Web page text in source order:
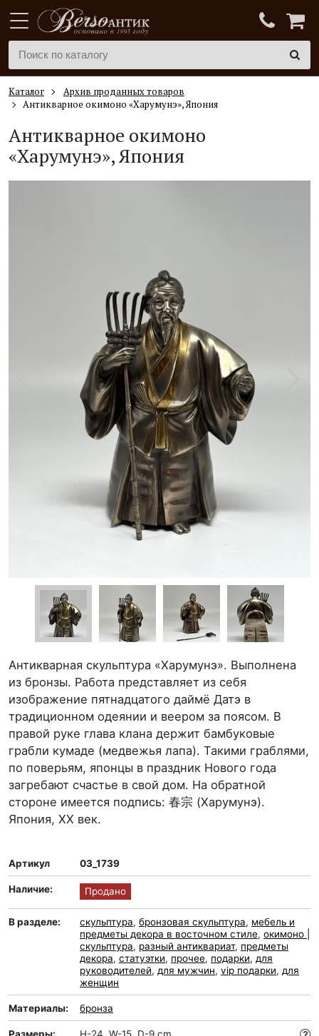
Каталог
Архив проданных товаров
Антикварное окимоно «Харумунэ», Япония
Антикварное окимоно
«Харумунэ», Япония
Антикварная скульптура «Харумунэ». Выполнена
из бронзы. Работа представляет из себя
изображение пятнадцатого даймё Датэ в
традиционном одеянии и веером за поясом. В
правой руке глава клана держит бамбуковые
грабли кумаде (медвежья лапа). Такими граблями,
по поверьям, японцы в праздник Нового года
загребают счастье в свой дом. На обратной
стороне имеется подпись: 春宗 (Харумунэ).
Япония, XX век.
Артикул 03_1739
Наличие: Продано
В разделе: скульптура, бронзовая скульптура, мебель и
предметы декора в восточном стиле, окимоно |
скульптура, разный антиквариат, предметы
декора, статуэтки, прочее, подарки, для
руководителей, для мужчин, vip подарки, для
женщин
Материалы: бронза